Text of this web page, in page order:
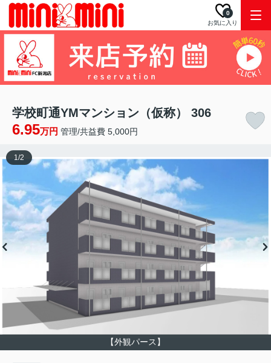
お気に入り
0
学校町通YMマンション（仮称） 306
6.95万円 管理/共益費 5,000円
【外観パース】
1 /2